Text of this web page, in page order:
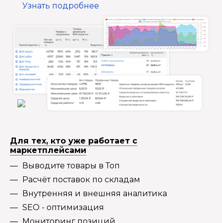
Узнать подробнее
Для тех, кто уже работает с
маркетплейсами
Выводите товары в Топ
Расчёт поставок по складам
Внутренняя и внешняя аналитика
SEO - оптимизация